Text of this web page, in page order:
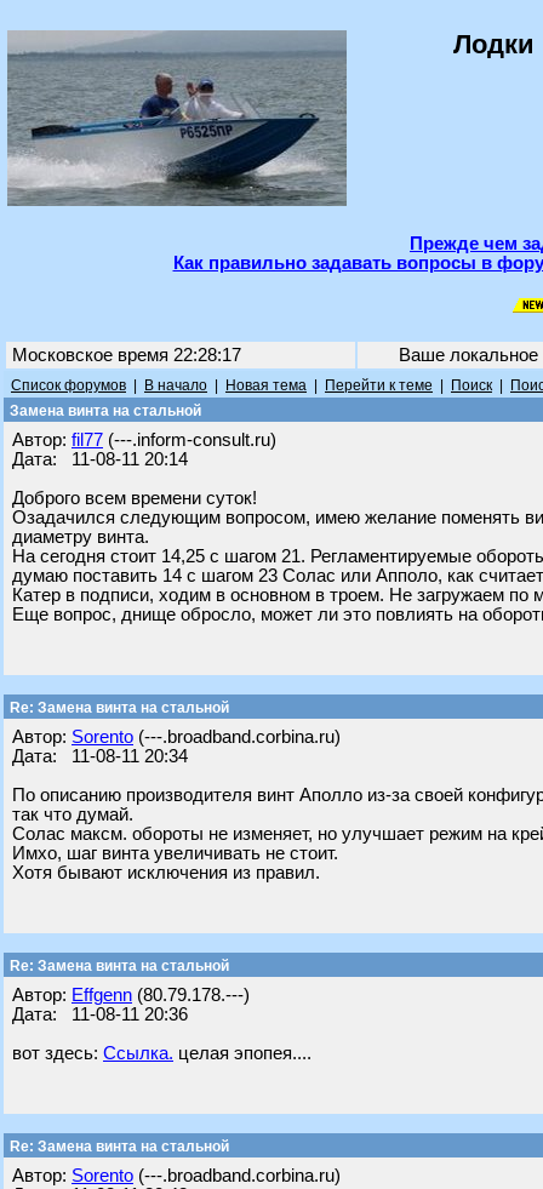
Лодки
Прежде чем
Как правильно задавать вопросы в
Московское время 22:28:17 Ваше
Список форумов В начало Новая тема Перейти к теме Поиск
Замена винта на стальной
Автор: fil77 (---.inform-consult.ru)
Дата: 11-08-11 20:14
Доброго всем времени суток!
Озадачился следующим вопросом, имею желание поменять
диаметру винта.
На сегодня стоит 14,25 с шагом 21. Регламентируемые
думаю поставить 14 с шагом 23 Солас или Апполо, как
Катер в подписи, ходим в основном в троем. Не загружаем по
Еще вопрос, днище обросло, может ли это повлиять на
Re: Замена винта на стальной
Автор: Sorento (---.broadband.corbina.ru)
Дата: 11-08-11 20:34
По описанию производителя винт Аполло из-за своей
так что думай.
Солас максм. обороты не изменяет, но улучшает режим на
Имхо, шаг винта увеличивать не стоит.
Хотя бывают исключения из правил.
Re: Замена винта на стальной
Автор: Effgenn (80.79.178.---)
Дата: 11-08-11 20:36
вот здесь: Ссылка. целая эпопея....
Re: Замена винта на стальной
Автор: Sorento (---.broadband.corbina.ru)